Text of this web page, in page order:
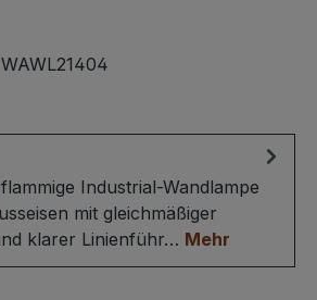
WAWL21404
Industrial-Wandlampe
mit gleichmäßiger
klarer Linienführ… Mehr